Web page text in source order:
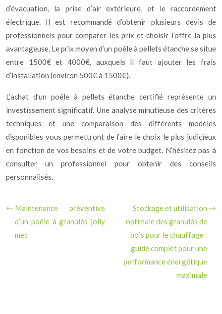
d’évacuation, la prise d’air extérieure, et le raccordement
électrique. Il est recommandé d’obtenir plusieurs devis de
professionnels pour comparer les prix et choisir l’offre la plus
avantageuse. Le prix moyen d’un poêle à pellets étanche se situe
entre 1500€ et 4000€, auxquels il faut ajouter les frais
d’installation (environ 500€ à 1500€).
L’achat d’un poêle à pellets étanche certifié représente un
investissement significatif. Une analyse minutieuse des critères
techniques et une comparaison des différents modèles
disponibles vous permettront de faire le choix le plus judicieux
en fonction de vos besoins et de votre budget. N’hésitez pas à
consulter un professionnel pour obtenir des conseils
personnalisés.
Maintenance préventive
d’un poêle à granulés jolly
mec
Stockage et utilisation
optimale des granulés de
bois pour le chauffage :
guide complet pour une
performance énergétique
maximale